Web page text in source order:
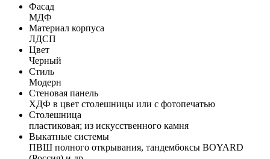
Фасад
МДФ
Материал корпуса
ЛДСП
Цвет
Черный
Стиль
Модерн
Стеновая панель
ХДФ в цвет столешницы или с фотопечатью
Столешница
пластиковая; из искусственного камня
Выкатные системы
ПВШ полного открывания, тандембоксы BOYARD